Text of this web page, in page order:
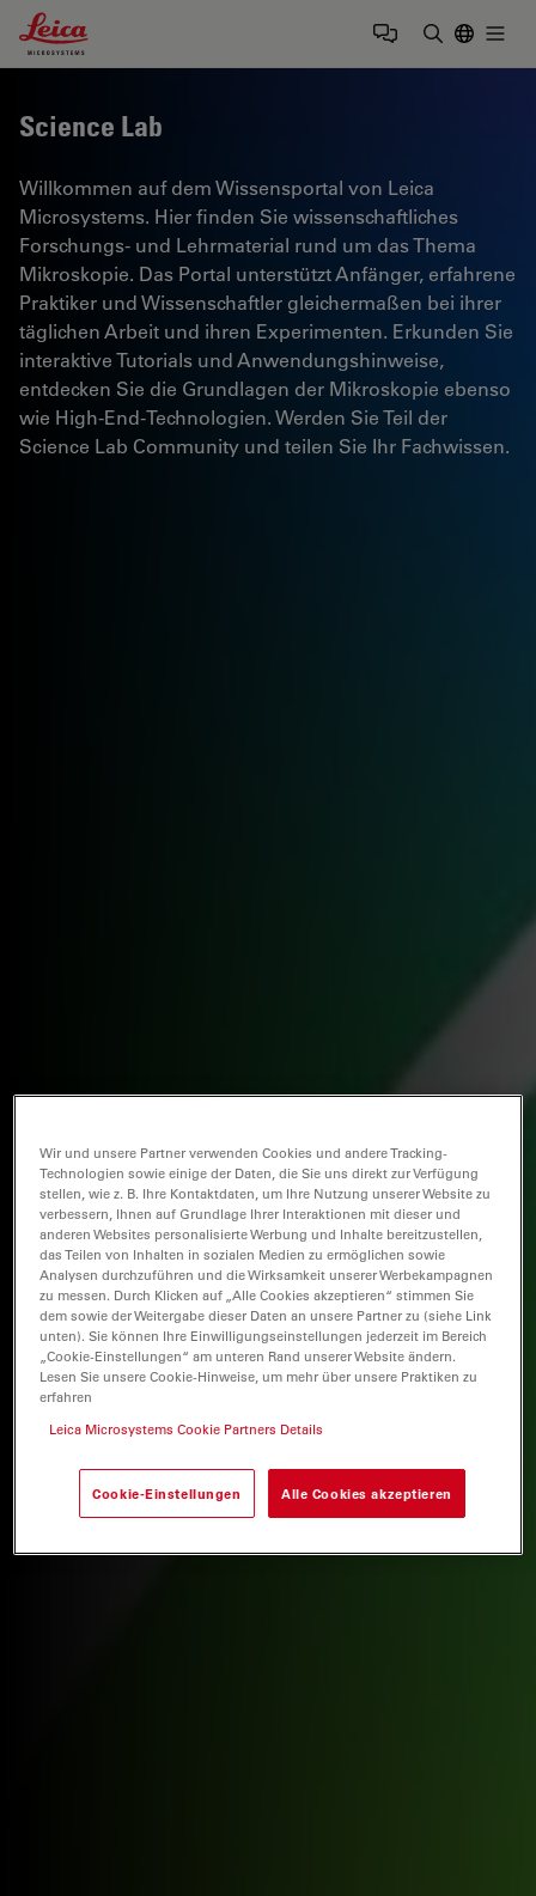
Leica Microsystems Logo
Science Lab
Willkommen auf dem Wissensportal von Leica
Microsystems. Hier finden Sie wissenschaftliches
Forschungs- und Lehrmaterial rund um das Thema
Mikroskopie. Das Portal unterstützt Anfänger, erfahrene
Praktiker und Wissenschaftler gleichermaßen bei ihrer
täglichen Arbeit und ihren Experimenten. Erkunden Sie
interaktive Tutorials und Anwendungshinweise,
entdecken Sie die Grundlagen der Mikroskopie ebenso
wie High-End-Technologien. Werden Sie Teil der
Science Lab Community und teilen Sie Ihr Fachwissen.
Wir und unsere Partner verwenden Cookies und andere Tracking-
Technologien sowie einige der Daten, die Sie uns direkt zur Verfügung
stellen, wie z. B. Ihre Kontaktdaten, um Ihre Nutzung unserer Website zu
verbessern, Ihnen auf Grundlage Ihrer Interaktionen mit dieser und
anderen Websites personalisierte Werbung und Inhalte bereitzustellen,
das Teilen von Inhalten in sozialen Medien zu ermöglichen sowie
Analysen durchzuführen und die Wirksamkeit unserer Werbekampagnen
zu messen. Durch Klicken auf „Alle Cookies akzeptieren“ stimmen Sie
dem sowie der Weitergabe dieser Daten an unsere Partner zu (siehe Link
unten). Sie können Ihre Einwilligungseinstellungen jederzeit im Bereich
„Cookie-Einstellungen“ am unteren Rand unserer Website ändern.
Lesen Sie unsere Cookie-Hinweise, um mehr über unsere Praktiken zu
erfahren
Leica Microsystems Cookie Partners Details
Cookie-Einstellungen Alle Cookies akzeptieren